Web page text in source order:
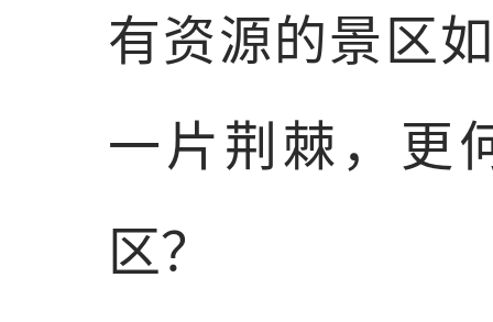
有资源的景区
一片荆棘，更
区？